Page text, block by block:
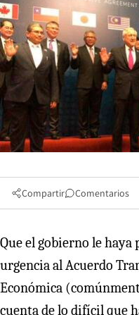
Compartir Comentarios
Que el gobierno le haya
urgencia al Acuerdo
Económica
cuenta de lo difícil que